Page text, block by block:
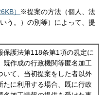
）
※提案の方法（個人、法
う。）の別等）によって、提
保護法第118条第1項の規定に
既作成の行政機関等匿名加工
いて、当初提案をした者以外
たに利用する場合、既に行政